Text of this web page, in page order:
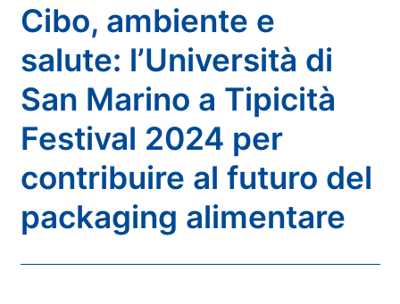
Cibo, ambiente e
salute: l’Università di
San Marino a Tipicità
Festival 2024 per
contribuire al futuro del
packaging alimentare